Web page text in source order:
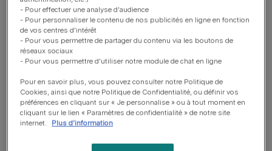
Comment éduquer un chien
pour éviter qu’il soit
dominant?
Le couchage du chien doit être hors de votre
chambre ;
Les repas du chien doivent se faire à des horaires et
des endroits différents des vôtres ;
- Pour effectuer une analyse d'audience
- Pour personnaliser le contenu de nos publicités en ligne en fonction
de vos centres d'intérêt
- Pour vous permettre de partager du contenu via les boutons de
réseaux sociaux
- Pour vous permettre d'utiliser notre module de chat en ligne
Pour en savoir plus, vous pouvez consulter notre Politique de
Cookies, ainsi que notre Politique de Confidentialité, ou définir vos
préférences en cliquant sur « Je personnalise » ou à tout moment en
cliquant sur le lien « Paramètres de confidentialité » de notre site
internet.
Plus d'information